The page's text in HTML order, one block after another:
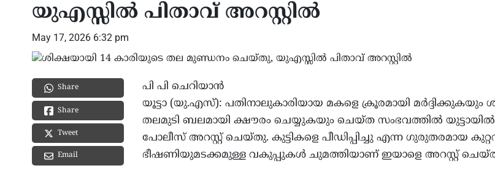
യുഎസ്സിൽ പിതാവ് അറസ്റ്റിൽ
May 17, 2026 6:32 pm
Share
Share
Tweet
Email
പി പി ചെറിയാൻ
യൂട്ടാ (യു.എസ്): പതിനാലുകാരിയായ മകളെ ക്രൂരമായി മർദ്ദിക്കുകയും
തലമുടി ബലമായി ക്ഷൗരം ചെയ്യുകയും ചെയ്ത സംഭവത്തിൽ യുട്ടായിൽ
പോലീസ് അറസ്റ്റ് ചെയ്തു. കുട്ടികളെ പീഡിപ്പിച്ചു എന്ന ഗുരുതരമായ
ഭീഷണിയുമടക്കമുള്ള വകുപ്പുകൾ ചുമത്തിയാണ് ഇയാളെ അറസ്റ്റ്